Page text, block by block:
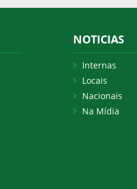
NOTICIAS
Internas
Locais
Nacionais
Na Mídia